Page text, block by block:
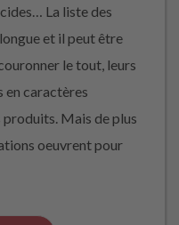
La liste des
et il peut être
le tout, leurs
en caractères
produits. Mais de plus
oeuvrent pour